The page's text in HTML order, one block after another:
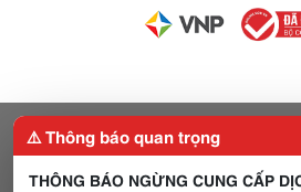
⚠️ Thông báo quan trọng
THÔNG BÁO NGỪNG CUNG CẤP